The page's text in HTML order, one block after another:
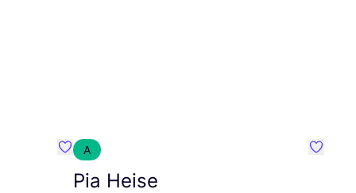
Favoriete {naam}
A
Pia Heise